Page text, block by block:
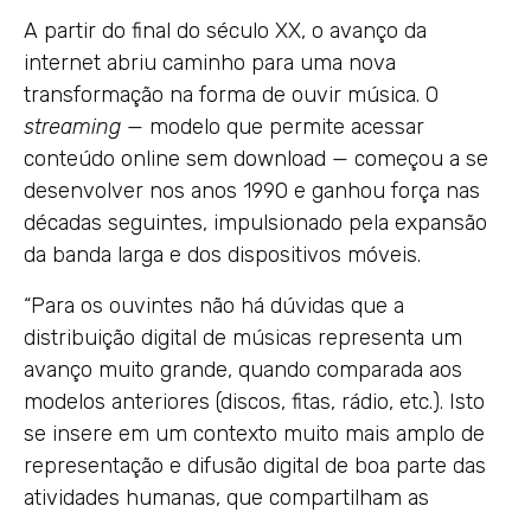
A partir do final do século XX, o avanço da
internet abriu caminho para uma nova
transformação na forma de ouvir música. O
streaming — modelo que permite acessar
conteúdo online sem download — começou a se
desenvolver nos anos 1990 e ganhou força nas
décadas seguintes, impulsionado pela expansão
da banda larga e dos dispositivos móveis.
“Para os ouvintes não há dúvidas que a
distribuição digital de músicas representa um
avanço muito grande, quando comparada aos
modelos anteriores (discos, fitas, rádio, etc.). Isto
se insere em um contexto muito mais amplo de
representação e difusão digital de boa parte das
atividades humanas, que compartilham as